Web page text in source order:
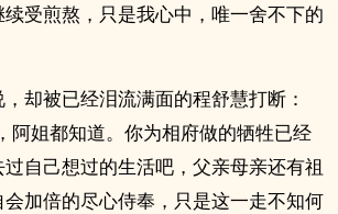
受煎熬，只是我心中，唯一舍不下的
却被已经泪流满面的程舒慧打断：
阿姐都知道。你为相府做的牺牲已经
自己想过的生活吧，父亲母亲还有祖
加倍的尽心侍奉，只是这一走不知何